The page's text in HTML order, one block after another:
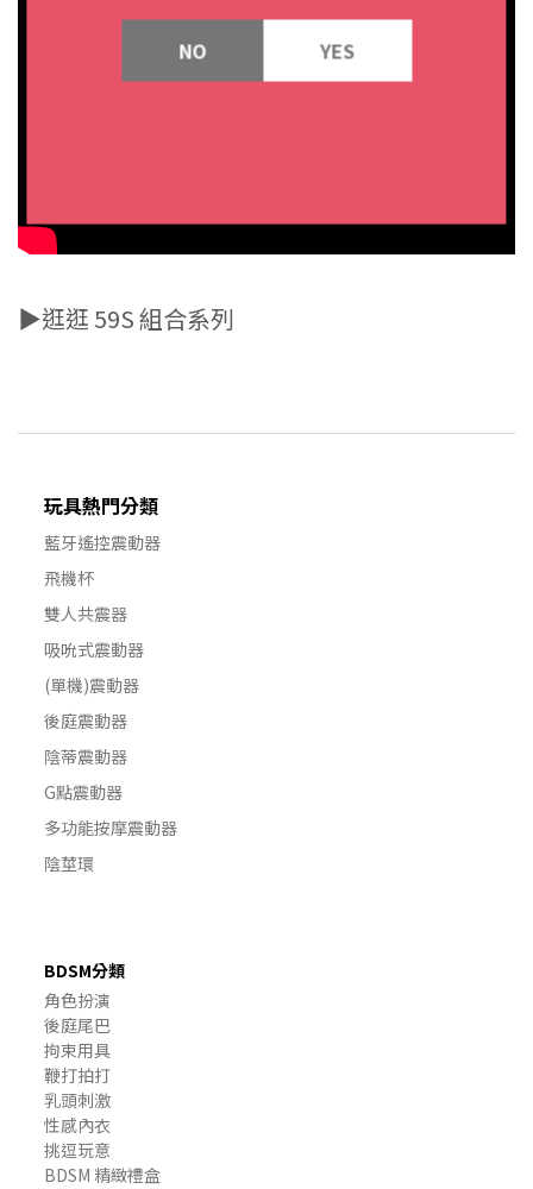
▶逛逛 59S 組合系列
玩具熱門分類
藍牙遙控震動器
飛機杯
雙人共震器
吸吮式震動器
(單機)震動器
後庭震動器
陰蒂震動器
G點震動器
多功能按摩震動器
陰莖環
BDSM分類
角色扮演
後庭尾巴
拘束用具
鞭打拍打
乳頭刺激
性感內衣
挑逗玩意
BDSM 精緻禮盒
NO YES